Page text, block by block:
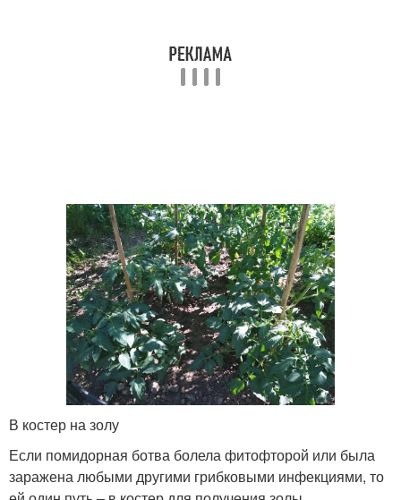
В костер на золу
Если помидорная ботва болела фитофторой или была
заражена любыми другими грибковыми инфекциями, то